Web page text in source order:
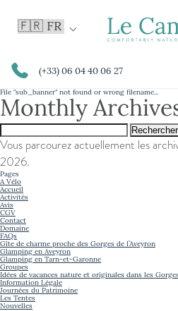
(+33) 06 04 40 06 27
File "sub_banner" not found or wrong filename...
Monthly
Rechercher :
Vous parcourez actuellement les
2026.
Pages
A Vélo
Accueil
Activités
Avis
CGV
Contact
Domaine
FAQs
Gîte de charme proche des Gorges de l’Aveyron
Glamping en Aveyron
Glamping en Tarn-et-Garonne
Groupes
Idées de vacances nature et originales dans les
Information Légale
Journées du Patrimoine
Les Tentes
Nouvelles